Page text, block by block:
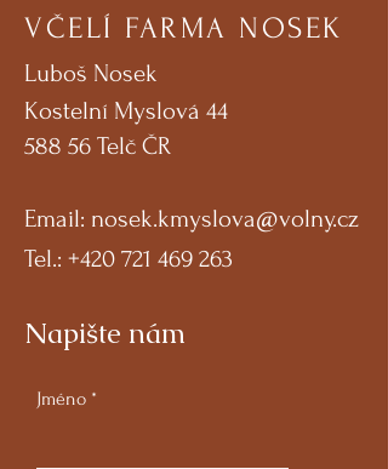
VČELÍ FARMA NOSEK
Luboš Nosek
Kostelní Myslová 44
588 56 Telč ČR
Email: nosek.kmyslova@volny.cz
Tel.: +420 721 469 263
Napište nám
Jméno